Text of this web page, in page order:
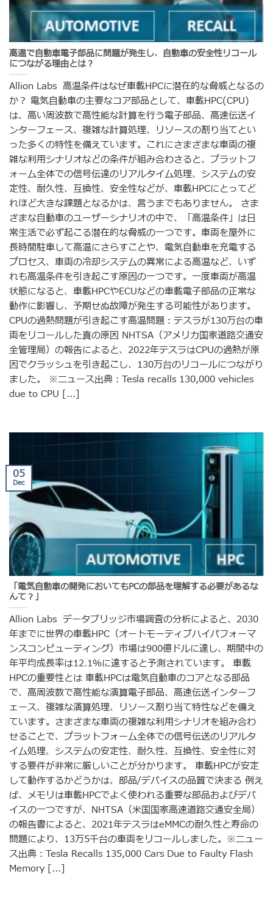
高温で自動車電子部品に問題が発生し、自動車の安全性リコール
につながる理由とは？
Allion Labs 高温条件はなぜ車載HPCに潜在的な脅威となるの
か？ 電気自動車の主要なコア部品として、車載HPC(CPU)
は、高い周波数で高性能な計算を行う電子部品、高速伝送イ
ンターフェース、複雑な計算処理、リソースの割り当てとい
った多くの特性を備えています。これにさまざまな車両の複
雑な利用シナリオなどの条件が組み合わさると、プラットフ
ォーム全体での信号伝達のリアルタイム処理、システムの安
定性、耐久性、互換性、安全性などが、車載HPCにとってど
れほど大きな課題となるかは、言うまでもありません。 さま
ざまな自動車のユーザーシナリオの中で、「高温条件」は日
常生活で必ず起こる潜在的な脅威の一つです。車両を屋外に
長時間駐車して高温にさらすことや、電気自動車を充電する
プロセス、車両の冷却システムの異常による高温など、いず
れも高温条件を引き起こす原因の一つです。一度車両が高温
状態になると、車載HPCやECUなどの車載電子部品の正常な
動作に影響し、予期せぬ故障が発生する可能性があります。
CPUの過熱問題が引き起こす高温問題：テスラが130万台の車
両をリコールした真の原因 NHTSA（アメリカ国家道路交通安
全管理局）の報告によると、2022年テスラはCPUの過熱が原
因でクラッシュを引き起こし、130万台のリコールにつながり
ました。 ※ニュース出典：Tesla recalls 130,000 vehicles
due to CPU [...]
「電気自動車の開発においてもPCの部品を理解する必要があるな
んて？」
Allion Labs データブリッジ市場調査の分析によると、2030
年までに世界の車載HPC（オートモーティブハイパフォーマ
ンスコンピューティング）市場は900億ドルに達し、期間中の
年平均成長率は12.1％に達すると予測されています。 車載
HPCの重要性とは 車載HPCは電気自動車のコアとなる部品
で、高周波数で高性能な演算電子部品、高速伝送インターフ
ェース、複雑な演算処理、リソース割り当て特性などを備え
ています。さまざまな車両の複雑な利用シナリオを組み合わ
せることで、プラットフォーム全体での信号伝送のリアルタ
イム処理、システムの安定性、耐久性、互換性、安全性に対
する要件が非常に厳しいことが分かります。 車載HPCが安定
して動作するかどうかは、部品/デバイスの品質で決まる 例え
ば、メモリは車載HPCでよく使われる重要な部品およびデバ
イスの一つですが、NHTSA（米国国家高速道路交通安全局）
の報告書によると、2021年テスラはeMMCの耐久性と寿命の
問題により、13万5千台の車両をリコールしました。※ニュー
ス出典：Tesla Recalls 135,000 Cars Due to Faulty Flash
Memory [...]
05
Dec